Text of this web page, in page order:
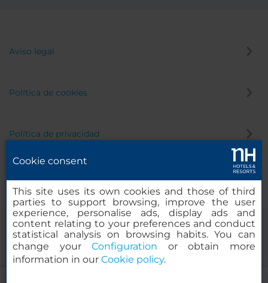
Aviso legal
Política de cookies
Política de privacidad
Cookie consent
This site uses its own cookies and those of third
parties to support browsing, improve the user
experience, personalise ads, display ads and
content relating to your preferences and conduct
statistical analysis on browsing habits. You can
change yourConfiguration or obtain more
information in our Cookie policy.